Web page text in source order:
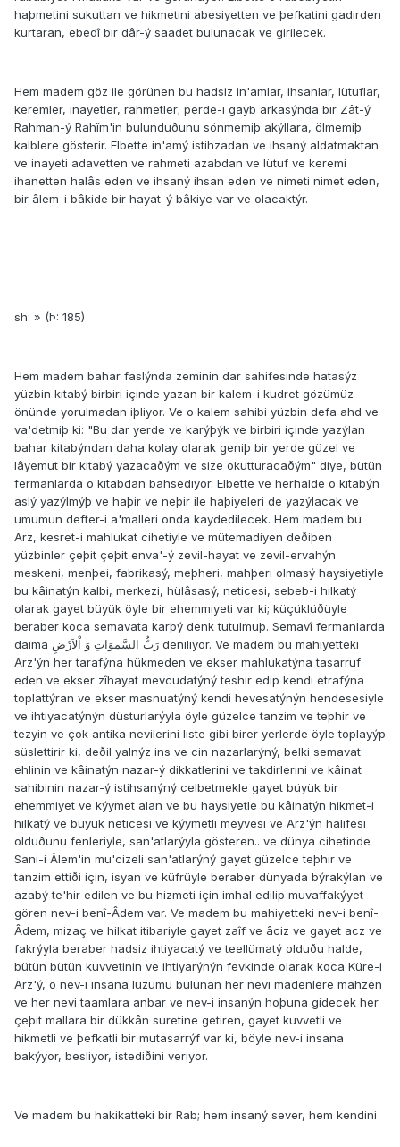
haþmetini sukuttan ve hikmetini abesiyetten ve þefkatini gadirden
kurtaran, ebedî bir dâr-ý saadet bulunacak ve girilecek.
Hem madem göz ile görünen bu hadsiz in'amlar, ihsanlar, lütuflar,
keremler, inayetler, rahmetler; perde-i gayb arkasýnda bir Zât-ý
Rahman-ý Rahîm'in bulunduðunu sönmemiþ akýllara, ölmemiþ
kalblere gösterir. Elbette in'amý istihzadan ve ihsaný aldatmaktan
ve inayeti adavetten ve rahmeti azabdan ve lütuf ve keremi
ihanetten halâs eden ve ihsaný ihsan eden ve nimeti nimet eden,
bir âlem-i bâkide bir hayat-ý bâkiye var ve olacaktýr.
sh: » (Þ: 185)
Hem madem bahar faslýnda zeminin dar sahifesinde hatasýz
yüzbin kitabý birbiri içinde yazan bir kalem-i kudret gözümüz
önünde yorulmadan iþliyor. Ve o kalem sahibi yüzbin defa ahd ve
va'detmiþ ki: "Bu dar yerde ve karýþýk ve birbiri içinde yazýlan
bahar kitabýndan daha kolay olarak geniþ bir yerde güzel ve
lâyemut bir kitabý yazacaðým ve size okutturacaðým" diye, bütün
fermanlarda o kitabdan bahsediyor. Elbette ve herhalde o kitabýn
aslý yazýlmýþ ve haþir ve neþir ile haþiyeleri de yazýlacak ve
umumun defter-i a'malleri onda kaydedilecek. Hem madem bu
Arz, kesret-i mahlukat cihetiyle ve mütemadiyen deðiþen
yüzbinler çeþit çeþit enva'-ý zevil-hayat ve zevil-ervahýn
meskeni, menþei, fabrikasý, meþheri, mahþeri olmasý haysiyetiyle
bu kâinatýn kalbi, merkezi, hülâsasý, neticesi, sebeb-i hilkatý
olarak gayet büyük öyle bir ehemmiyeti var ki; küçüklüðüyle
beraber koca semavata karþý denk tutulmuþ. Semavî fermanlarda
daima رَبُّ السَّموَاتِ وَ اْلاَرْضِ deniliyor. Ve madem bu mahiyetteki
Arz'ýn her tarafýna hükmeden ve ekser mahlukatýna tasarruf
eden ve ekser zîhayat mevcudatýný teshir edip kendi etrafýna
toplattýran ve ekser masnuatýný kendi hevesatýnýn hendesesiyle
ve ihtiyacatýnýn düsturlarýyla öyle güzelce tanzim ve teþhir ve
tezyin ve çok antika nevilerini liste gibi birer yerlerde öyle toplayýp
süslettirir ki, deðil yalnýz ins ve cin nazarlarýný, belki semavat
ehlinin ve kâinatýn nazar-ý dikkatlerini ve takdirlerini ve kâinat
sahibinin nazar-ý istihsanýný celbetmekle gayet büyük bir
ehemmiyet ve kýymet alan ve bu haysiyetle bu kâinatýn hikmet-i
hilkatý ve büyük neticesi ve kýymetli meyvesi ve Arz'ýn halifesi
olduðunu fenleriyle, san'atlarýyla gösteren.. ve dünya cihetinde
Sani-i Âlem'in mu'cizeli san'atlarýný gayet güzelce teþhir ve
tanzim ettiði için, isyan ve küfrüyle beraber dünyada býrakýlan ve
azabý te'hir edilen ve bu hizmeti için imhal edilip muvaffakýyet
gören nev-i benî-Âdem var. Ve madem bu mahiyetteki nev-i benî-
Âdem, mizaç ve hilkat itibariyle gayet zaîf ve âciz ve gayet acz ve
fakrýyla beraber hadsiz ihtiyacatý ve teellümatý olduðu halde,
bütün bütün kuvvetinin ve ihtiyarýnýn fevkinde olarak koca Küre-i
Arz'ý, o nev-i insana lüzumu bulunan her nevi madenlere mahzen
ve her nevi taamlara anbar ve nev-i insanýn hoþuna gidecek her
çeþit mallara bir dükkân suretine getiren, gayet kuvvetli ve
hikmetli ve þefkatli bir mutasarrýf var ki, böyle nev-i insana
bakýyor, besliyor, istediðini veriyor.
Ve madem bu hakikatteki bir Rab; hem insaný sever, hem kendini